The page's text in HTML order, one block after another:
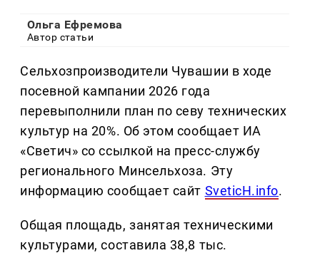
Ольга Ефремова
Автор статьи
Сельхозпроизводители Чувашии в ходе
посевной кампании 2026 года
перевыполнили план по севу технических
культур на 20%. Об этом сообщает ИА
«Светич» со ссылкой на пресс-службу
регионального Минсельхоза. Эту
информацию сообщает сайт SveticH.info.
Общая площадь, занятая техническими
культурами, составила 38,8 тыс.